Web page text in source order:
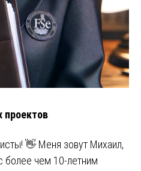
проектов
👋 Меня зовут Михаил,
более чем 10-летним